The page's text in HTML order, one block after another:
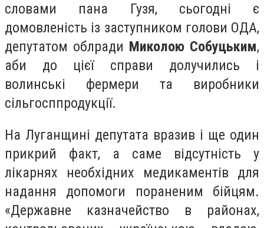
словами пана
Гузя, сьогодні є
домовленість із заступником голови ОДА,
депутатом облради Миколою Собуцьким,
аби до цієї справи долучились і
волинські фермери та виробники
сільгосппродукції.
На Луганщині депутата вразив і ще один
прикрий факт, а саме відсутність у
лікарнях необхідних медикаментів для
надання допомоги пораненим бійцям.
«Державне казначейство в районах,